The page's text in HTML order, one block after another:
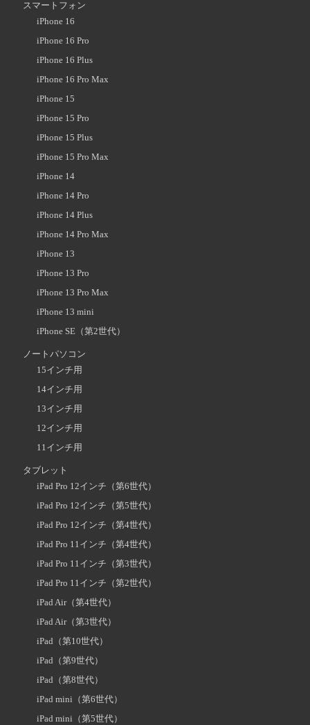
スマートフォン
iPhone 16
iPhone 16 Pro
iPhone 16 Plus
iPhone 16 Pro Max
iPhone 15
iPhone 15 Pro
iPhone 15 Plus
iPhone 15 Pro Max
iPhone 14
iPhone 14 Pro
iPhone 14 Plus
iPhone 14 Pro Max
iPhone 13
iPhone 13 Pro
iPhone 13 Pro Max
iPhone 13 mini
iPhone SE（第2世代）
ノートパソコン
15インチ用
14インチ用
13インチ用
12インチ用
11インチ用
タブレット
iPad Pro 12インチ（第6世代）
iPad Pro 12インチ（第5世代）
iPad Pro 12インチ（第4世代）
iPad Pro 11インチ（第4世代）
iPad Pro 11インチ（第3世代）
iPad Pro 11インチ（第2世代）
iPad Air（第4世代）
iPad Air（第3世代）
iPad（第10世代）
iPad（第9世代）
iPad（第8世代）
iPad mini（第6世代）
iPad mini（第5世代）